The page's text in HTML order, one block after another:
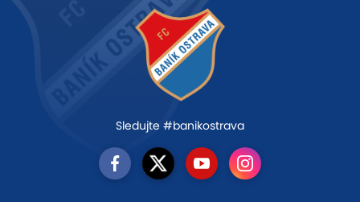
Sledujte #banikostrava